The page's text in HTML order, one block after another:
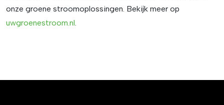
onze groene stroomoplossingen. Bekijk meer op
uwgroenestroom.nl.